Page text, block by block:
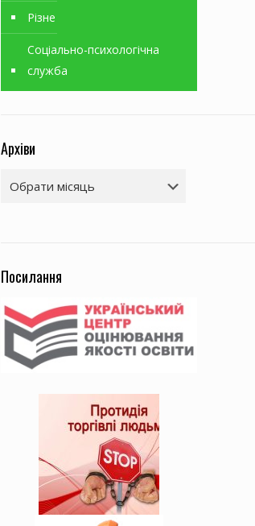
Різне
Соціально-психологічна
служба
Архіви
Архіви
Посилання